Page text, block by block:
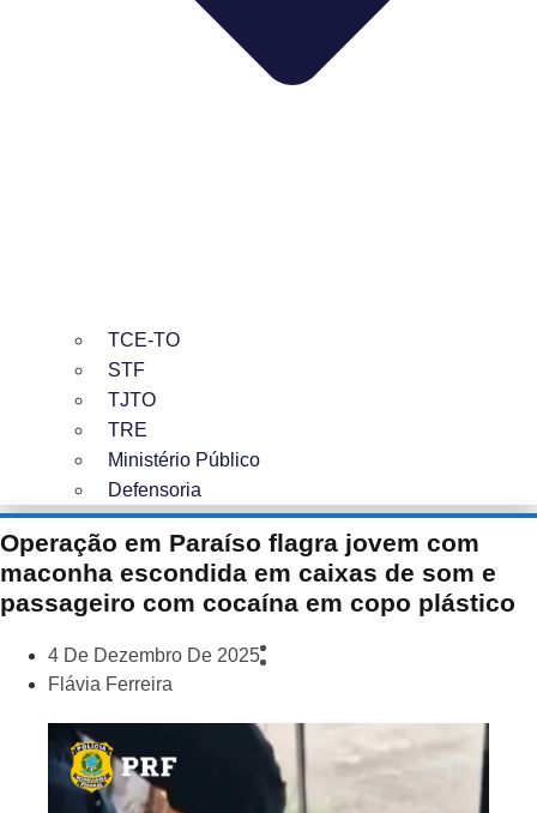
TCE-TO
STF
TJTO
TRE
Ministério Público
Defensoria
Operação em Paraíso flagra jovem com
maconha escondida em caixas de som e
passageiro com cocaína em copo plástico
4 De Dezembro De 2025
Flávia Ferreira